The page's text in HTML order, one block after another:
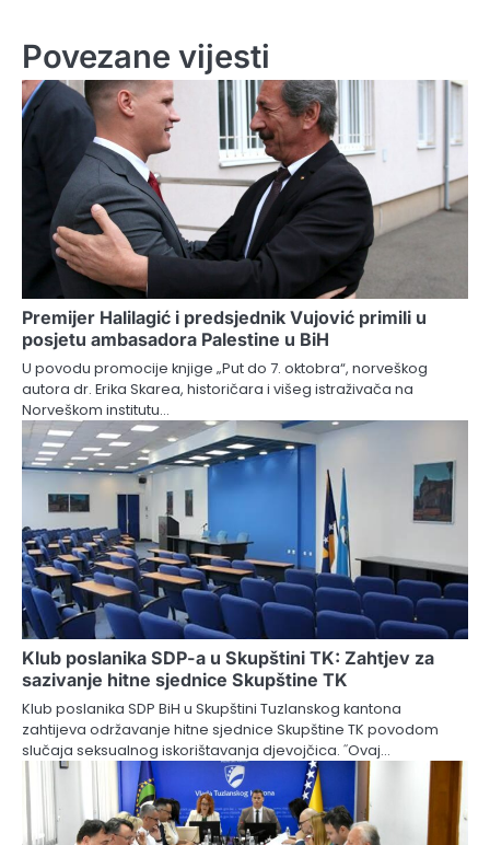
Povezane vijesti
Premijer Halilagić i predsjednik Vujović primili u
posjetu ambasadora Palestine u BiH
U povodu promocije knjige „Put do 7. oktobra“, norveškog
autora dr. Erika Skarea, historičara i višeg istraživača na
Norveškom institutu…
Klub poslanika SDP-a u Skupštini TK: Zahtjev za
sazivanje hitne sjednice Skupštine TK
Klub poslanika SDP BiH u Skupštini Tuzlanskog kantona
zahtijeva održavanje hitne sjednice Skupštine TK povodom
slučaja seksualnog iskorištavanja djevojčica. ˝Ovaj…